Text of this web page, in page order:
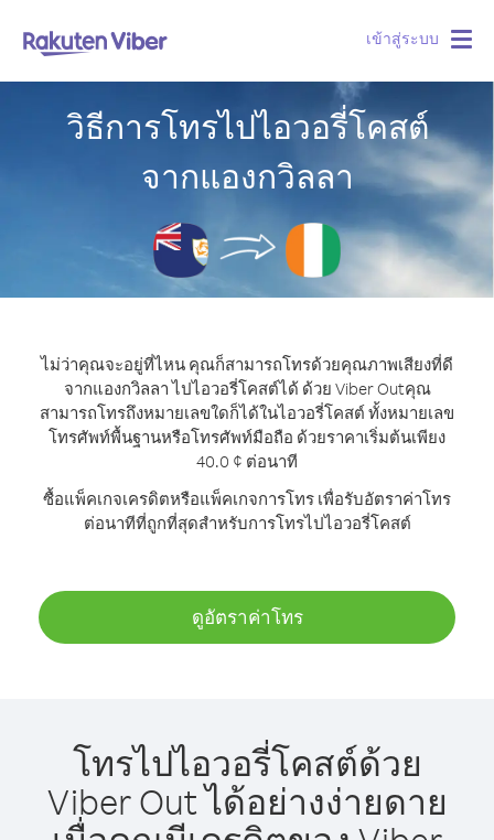
เข้าสู่ระบบ
วิธีการโทรไปไอวอรี่โคสต์
จากแองกวิลลา
ไม่ว่าคุณจะอยู่ที่ไหน คุณก็สามารถโทรด้วยคุณภาพเสียงที่ดี
จากแองกวิลลา ไปไอวอรี่โคสต์ได้ ด้วย Viber Outคุณ
สามารถโทรถึงหมายเลขใดก็ได้ในไอวอรี่โคสต์ ทั้งหมายเลข
โทรศัพท์พื้นฐานหรือโทรศัพท์มือถือ ด้วยราคาเริ่มต้นเพียง
40.0 ¢ ต่อนาที
ซื้อแพ็คเกจเครดิตหรือแพ็คเกจการโทร เพื่อรับอัตราค่าโทร
ต่อนาทีที่ถูกที่สุดสำหรับการโทรไปไอวอรี่โคสต์
ดูอัตราค่าโทร
โทรไปไอวอรี่โคสต์ด้วย
Viber Out ได้อย่างง่ายดาย